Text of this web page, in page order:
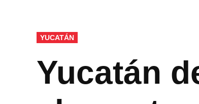
PUBLICADO
EN
YUCATÁN
Yucatán